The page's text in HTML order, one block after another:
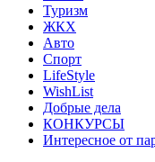
Туризм
ЖКХ
Авто
Спорт
LifeStyle
WishList
Добрые дела
КОНКУРСЫ
Интересное от